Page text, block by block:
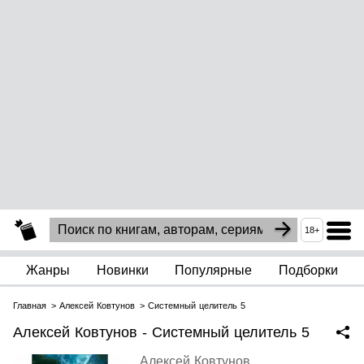
18+
Жанры Новинки Популярные Подборки
Главная Алексей Ковтунов Системный целитель 5
Алексей Ковтунов - Системный целитель 5